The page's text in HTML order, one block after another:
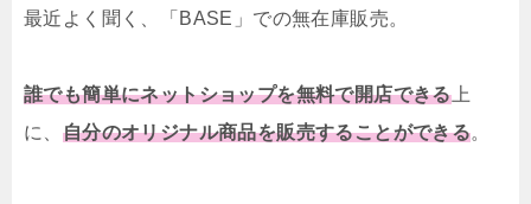
最近よく聞く、「BASE」での無在庫販売。
誰でも簡単にネットショップを無料で開店できる上
に、 自分のオリジナル商品を販売することができる。